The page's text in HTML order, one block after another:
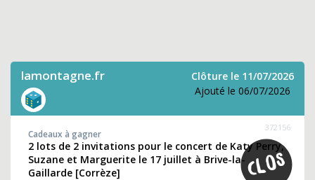
lamontagne.fr
Clôture le 11/07/2026
Ajouté le 06/07/2026
372156
Cadeaux à gagner
2 lots de 2 invitations pour le concert de Katy Perry,
Suzane et Marguerite le 17 juillet à Brive-la-
Gaillarde [Corrèze]